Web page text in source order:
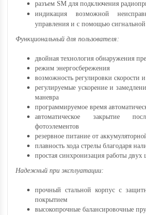
разъем SM для подключения
индикация возможной
управления и с помощью
Функциональный для пользователя:
двойная технология обнаружения
режим энергосбережения
возможность регулировки скорости
регулируемые ускорение и
маневра
программируемое время
автоматическое закрытие
фотоэлементов
резервное питание от
плавность хода стрелы благодаря
простая синхронизация работы двух
Надежный при эксплуатации:
прочный стальной корпус с
покрытием
высокопрочные балансировочные